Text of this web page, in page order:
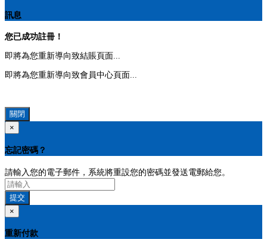
訊息
您已成功註冊！
即將為您重新導向致結賬頁面...
即將為您重新導向致會員中心頁面...
關閉
×
忘記密碼？
請輸入您的電子郵件，系統將重設您的密碼並發送電郵給您。
提交
×
重新付款